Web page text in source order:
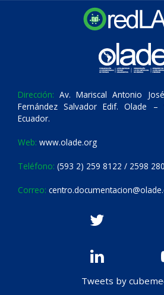
Dirección: Av. Mariscal Antonio
Fernández Salvador Edif. Olade
Ecuador.
Web: www.olade.org
Teléfono: (593 2) 259 8122 / 2598 280
Correo:
Tweets by